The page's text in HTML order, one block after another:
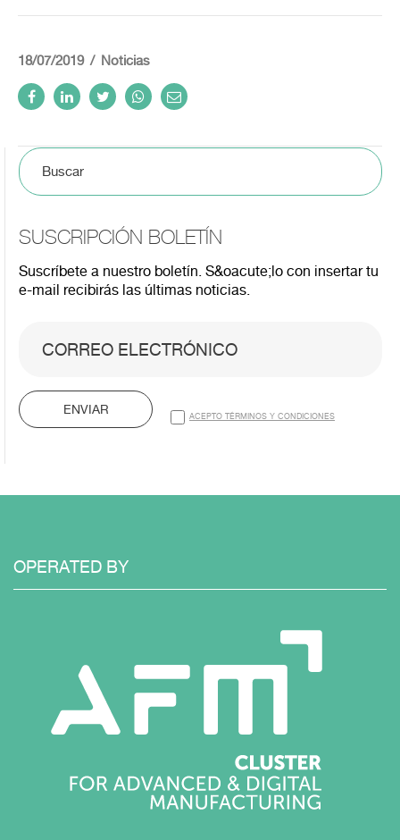
18/07/2019 Noticias
SUSCRIPCIÓN BOLETÍN
Suscríbete a nuestro boletín. S&oacute;lo con insertar tu
e-mail recibirás las últimas noticias.
ENVIAR ACEPTO TÉRMINOS Y CONDICIONES
OPERATED BY